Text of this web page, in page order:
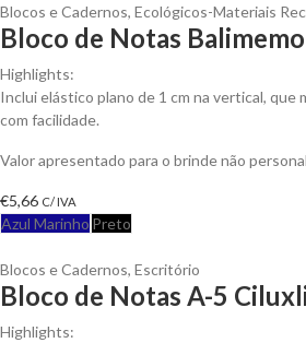
Blocos e Cadernos, Ecológicos-Materiais
Bloco de Notas
Highlights:
Inclui elástico plano de 1 cm na vertical, que
com facilidade.
Valor apresentado para o brinde não
€5,66 C/ IVA
Azul Marinho Preto
Blocos e Cadernos, Escritório
Bloco de Notas A-5
Highlights: